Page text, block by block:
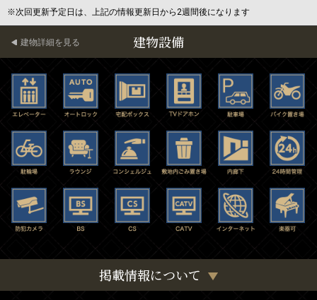
※次回更新予定日は、上記の情報更新日から2週間後になります
建物設備
建物詳細を見る
掲載情報について